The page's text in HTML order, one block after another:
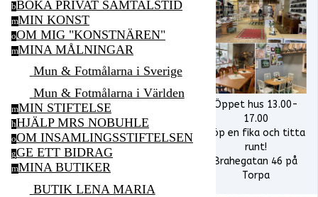
bBOKA PRIVAT SAMTALSTID
mMIN KONST
oOM MIG "KONSTNÄREN"
mMINA MÅLNINGAR
Mun & Fotmålarna i Sverige
Mun & Fotmålarna i Världen
mMIN STIFTELSE
hHJÄLP MRS NOBUHLE
oOM INSAMLINGSSTIFTELSEN
gGE ETT BIDRAG
mMINA BUTIKER
BUTIK LENA MARIA
Öppet hus 13.00-
17.00
Köp en fika och titta
runt!
Brahegatan 46 på
Torpa